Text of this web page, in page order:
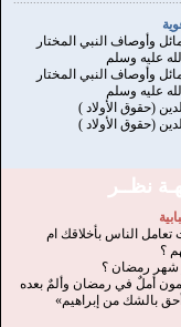
وأوصاف النبي المختار
عليه وسلم
وأوصاف النبي المختار
عليه وسلم
(حقوق الأولاد )
(حقوق الأولاد )
نظــر
تعامل الناس بأخلاقك ام
؟
شهر رمضان ؟
أملٌ في رمضان وألمٌ بعده
بالشك من إبراهيم»